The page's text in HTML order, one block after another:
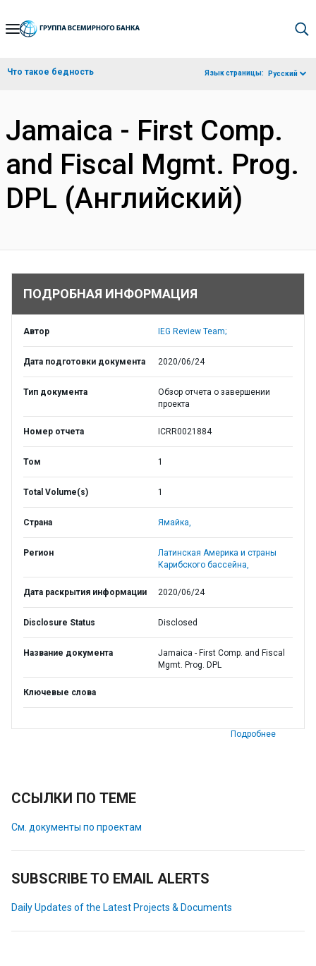
Skip
Navigation
Что такое бедность Язык страницы: Русский
Jamaica - First Comp.
and Fiscal Mgmt. Prog.
DPL (Английский)
ПОДРОБНАЯ ИНФОРМАЦИЯ
Автор IEG Review Team;
Дата подготовки документа 2020/06/24
Тип документа
Обзор отчета о завершении
проекта
Номер отчета ICRR0021884
Том 1
Total Volume(s) 1
Страна Ямайка,
Регион
Латинская Америка и страны
Карибского бассейна,
Дата раскрытия информации 2020/06/24
Disclosure Status Disclosed
Название документа
Jamaica - First Comp. and Fiscal
Mgmt. Prog. DPL
Ключевые слова
Подробнее
ССЫЛКИ ПО ТЕМЕ
См. документы по проектам
SUBSCRIBE TO EMAIL ALERTS
Daily Updates of the Latest Projects & Documents